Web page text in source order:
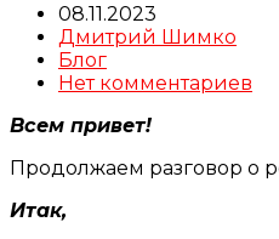
08.11.2023
Дмитрий Шимко
Блог
Нет комментариев
Всем привет!
Продолжаем разговор о
Итак,